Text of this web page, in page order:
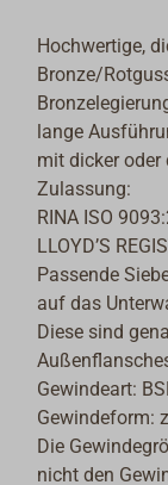
Hochwertige,
Bronze/
lange
mit dicker oder
Zulassung:
RINA ISO
LLOYD’S
Passende
auf das
Diese sind
Gewindeart:
Gewindeform:
Die
nicht den